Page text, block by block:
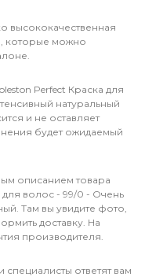
высококачественная
которые можно
Perfect Краска для
натуральный
и не оставляет
будет ожидаемый
описанием товара
для волос - 99/0 - Очень
Там вы увидите фото,
доставку. На
производителя.
ответят вам